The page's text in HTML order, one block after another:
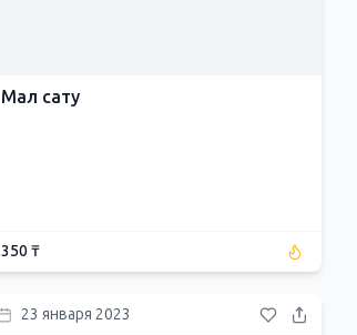
Мал сату
350 ₸
23 января 2023